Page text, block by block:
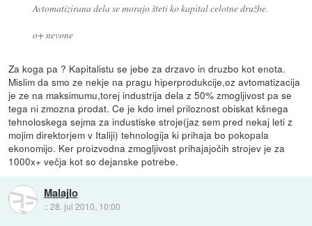
Avtomatizirana dela se morajo šteti ko kapital celotne družbe.
o+ nevone
Za koga pa ? Kapitalistu se jebe za drzavo in druzbo kot enota.
Mislim da smo ze nekje na pragu hiperprodukcije,oz avtomatizacija
je ze na maksimumu,torej industrija dela z 50% zmogljivost pa se
tega ni zmozna prodat. Ce je kdo imel priloznost obiskat kšnega
tehnoloskega sejma za industiske stroje(jaz sem pred nekaj leti z
mojim direktorjem v Italiji) tehnologija ki prihaja bo pokopala
ekonomijo. Ker proizvodna zmogljivost prihajajočih strojev je za
1000x+ večja kot so dejanske potrebe.
Malajlo
::28. jul 2010, 10:00